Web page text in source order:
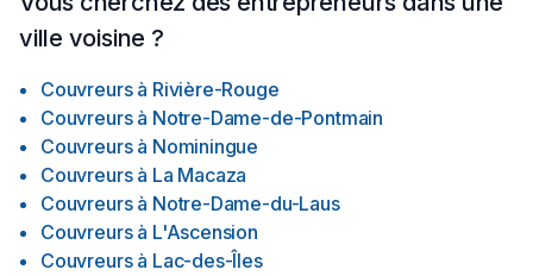
ville voisine ?
Couvreurs à Rivière-Rouge
Couvreurs à Notre-Dame-de-Pontmain
Couvreurs à Nominingue
Couvreurs à La Macaza
Couvreurs à Notre-Dame-du-Laus
Couvreurs à L'Ascension
Couvreurs à Lac-des-Îles